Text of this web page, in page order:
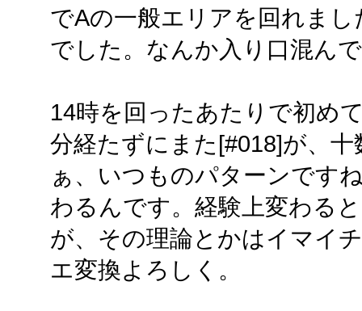
でAの一般エリアを回れま
でした。なんか入り口混ん
14時を回ったあたりで初め
分経たずにまた[#018]が、
ぁ、いつものパターンです
わるんです。経験上変わる
が、その理論とかはイマイ
エ変換よろしく。